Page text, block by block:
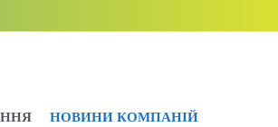
НОВИНИ КОМПАНІЙ